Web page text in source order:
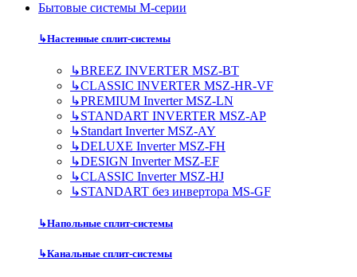
Бытовые системы M-серии
↳Настенные сплит-системы
↳BREEZ INVERTER MSZ-BT
↳CLASSIC INVERTER MSZ-HR-VF
↳PREMIUM Inverter MSZ-LN
↳STANDART INVERTER MSZ-AP
↳Standart Inverter MSZ-AY
↳DELUXE Inverter MSZ-FH
↳DESIGN Inverter MSZ-EF
↳CLASSIC Inverter MSZ-HJ
↳STANDART без инвертора MS-GF
↳Напольные сплит-системы
↳Канальные сплит-системы